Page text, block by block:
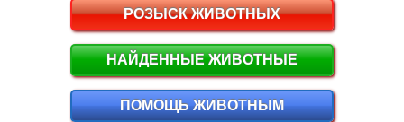
РОЗЫСК ЖИВОТНЫХ
НАЙДЕННЫЕ ЖИВОТНЫЕ
ПОМОЩЬ ЖИВОТНЫМ